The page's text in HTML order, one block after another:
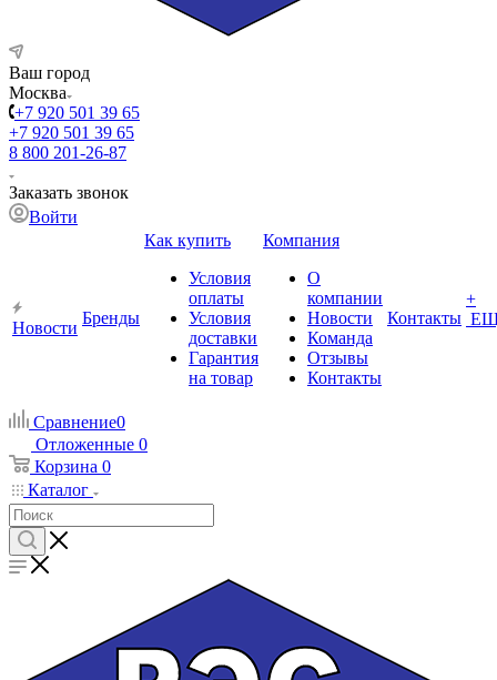
Ваш город
Москва
+7 920 501 39 65
+7 920 501 39 65
8 800 201-26-87
Заказать звонок
Войти
Новости
Бренды
Как купить
Условия
оплаты
Условия
доставки
Гарантия
на товар
Компания
О
компании
Новости
Команда
Отзывы
Контакты
Контакты
+
Сравнение0
Отложенные 0
Корзина 0
Каталог